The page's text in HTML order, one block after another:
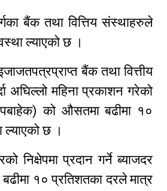
बैंक तथा वित्तिय संस्थाहरुले
ल्याएको छ ।
बैंक तथा वित्तीय
अघिल्लो महिना प्रकाशन गरेको
को औसतमा बढीमा १०
ल्याएको छ ।
प्रदान गर्ने ब्याजदर
बढीमा १० प्रतिशतका दरले मात्र